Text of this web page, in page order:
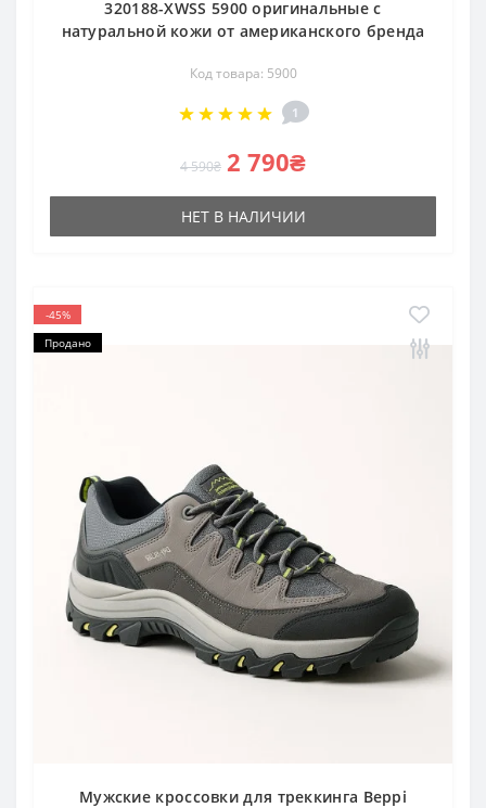
320188-XWSS 5900 оригинальные с
натуральной кожи от американского бренда
Код товара: 5900
1
4 590₴ 2 790₴
НЕТ В НАЛИЧИИ
-45%
Продано
Мужские кроссовки для треккинга Beppi